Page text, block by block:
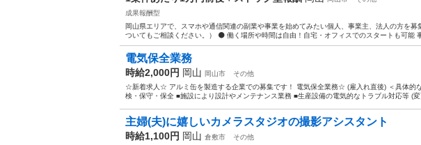
成果報酬型
岡山県エリアで、スマホや通信関連の副業や事業を始めてみたい個人、事業主、法人の方を募
ついてもご相談ください。） ⚫️ 働く場所や時間は自由！自宅・オフィスでのスタートも可能
電気保全業務
時給2,000円 岡山 岡山市
その他
☆新着求人☆ アルミ缶を製造する企業での募集です！ 電気保全業務☆ (雇入れ直後) ＜具体的
検・保守・保全 ■施設により設計やメンテナンス業務 ■生産設備の電気的なトラブル対応等 (変
主婦(夫)に嬉しいカメラスタジオの撮影アシスタント
時給1,100円 岡山 倉敷市
その他